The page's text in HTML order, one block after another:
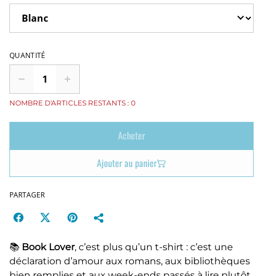
QUANTITÉ
NOMBRE D'ARTICLES RESTANTS : 0
Acheter
Ajouter au panier
PARTAGER
📚 Book Lover, c’est plus qu’un t-shirt : c’est une
déclaration d’amour aux romans, aux bibliothèques